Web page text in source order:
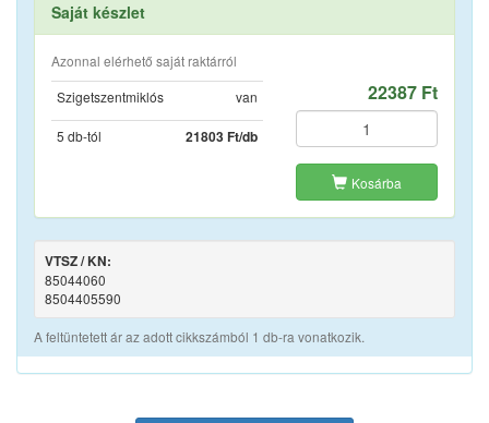
Saját készlet
Azonnal elérhető saját raktárról
Szigetszentmiklós
van
5 db-tól 21803 Ft/db
22387 Ft
Kosárba
VTSZ / KN:
85044060
8504405590
A feltüntetett ár az adott cikkszámból 1 db-ra vonatkozik.